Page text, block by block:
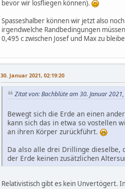
bevor wir losfliegen können).
Spasseshalber können wir jetzt also
irgendwelche Randbedingungen
0,495 c zwischen Josef und Max zu
30. Januar 2021, 02:19:20
Zitat von: Bachblüte am 30. Januar
Bewegt sich die Erde an einen
kann sich das in etwa so vostellen
an ihren Körper zurückführt.
Da also alle drei Drillinge dieselbe,
der Erde keinen zusätzlichen
Relativistisch gibt es kein Unvertögert.